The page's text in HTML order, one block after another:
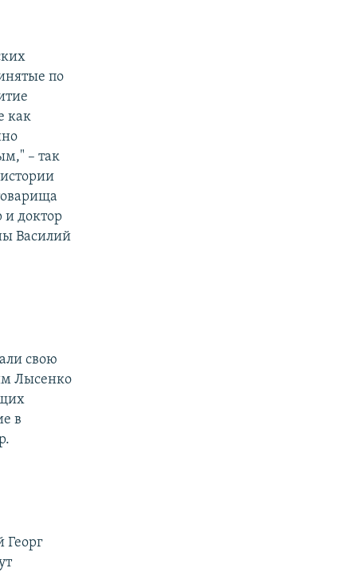
по
как
– так
доктор
Василий
свою
Лысенко
в
Георг